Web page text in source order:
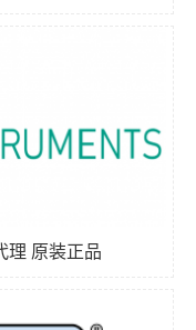
理 原装正品